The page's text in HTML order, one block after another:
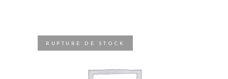
RUPTURE DE STOCK